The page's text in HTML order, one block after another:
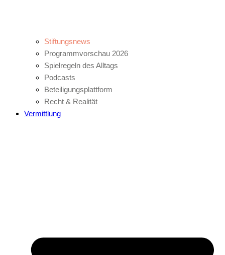
Stiftungsnews
Programmvorschau 2026
Spielregeln des Alltags
Podcasts
Beteiligungsplattform
Recht & Realität
Vermittlung